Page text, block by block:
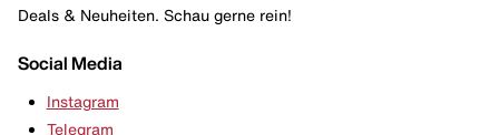
Deals & Neuheiten. Schau gerne rein!
Social Media
Instagram
Telegram